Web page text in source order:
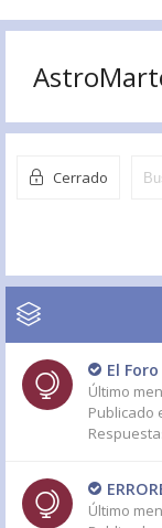
Cerrado
El
Último
Publicado
Último